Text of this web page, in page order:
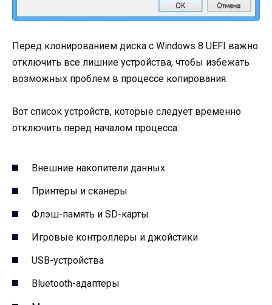
Перед клонированием диска с Windows 8 UEFI важно
отключить все лишние устройства, чтобы избежать
возможных проблем в процессе копирования.
Вот список устройств, которые следует временно
отключить перед началом процесса:
Внешние накопители данных
Принтеры и сканеры
Флэш-память и SD-карты
Игровые контроллеры и джойстики
USB-устройства
Bluetooth-адаптеры